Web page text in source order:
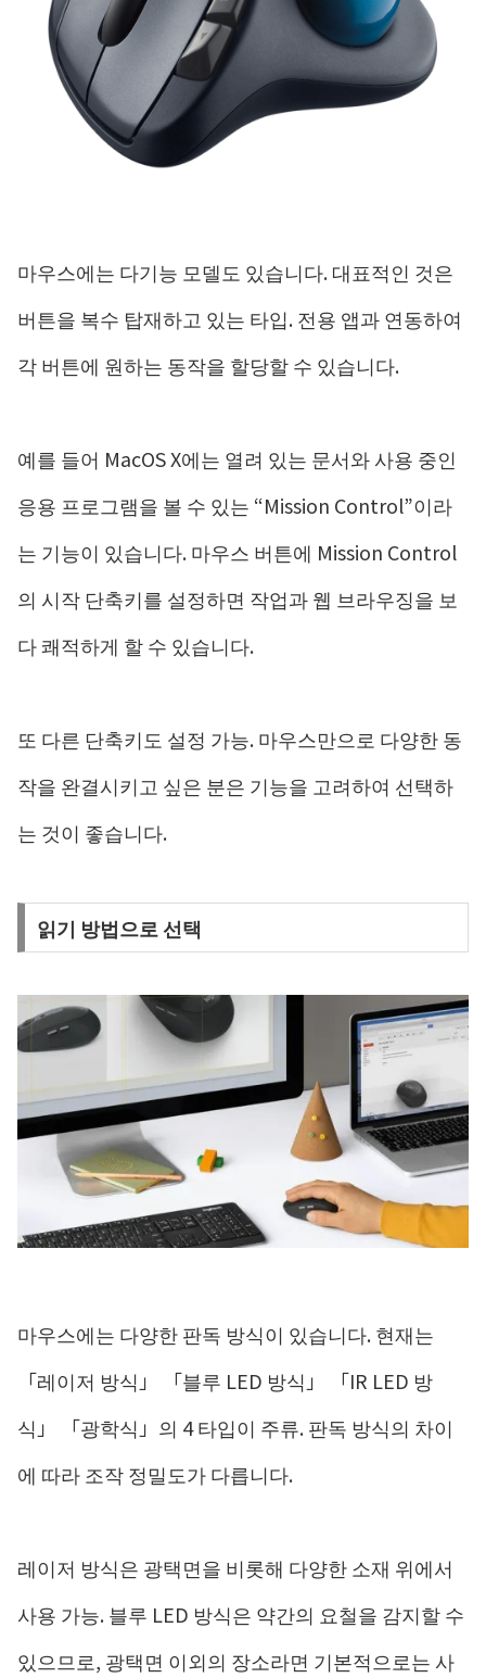
마우스에는 다기능 모델도 있습니다. 대표적인 것은
버튼을 복수 탑재하고 있는 타입. 전용 앱과 연동하여
각 버튼에 원하는 동작을 할당할 수 있습니다.
예를 들어 MacOS X에는 열려 있는 문서와 사용 중인
응용 프로그램을 볼 수 있는 “Mission Control”이라
는 기능이 있습니다. 마우스 버튼에 Mission Control
의 시작 단축키를 설정하면 작업과 웹 브라우징을 보
다 쾌적하게 할 수 있습니다.
또 다른 단축키도 설정 가능. 마우스만으로 다양한 동
작을 완결시키고 싶은 분은 기능을 고려하여 선택하
는 것이 좋습니다.
읽기 방법으로 선택
마우스에는 다양한 판독 방식이 있습니다. 현재는
「레이저 방식」 「블루 LED 방식」 「IR LED 방
식」 「광학식」의 4 타입이 주류. 판독 방식의 차이
에 따라 조작 정밀도가 다릅니다.
레이저 방식은 광택면을 비롯해 다양한 소재 위에서
사용 가능. 블루 LED 방식은 약간의 요철을 감지할 수
있으므로, 광택면 이외의 장소라면 기본적으로는 사